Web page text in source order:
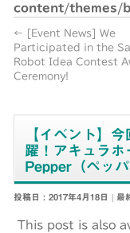
content/themes/
←
[Event News] We
Participated in the
Robot Idea Contest
Ceremony!
【イベント】
躍！アキュラホ
Pepper（ペッ
投稿日 : 2017年4月18日 最
This post is also